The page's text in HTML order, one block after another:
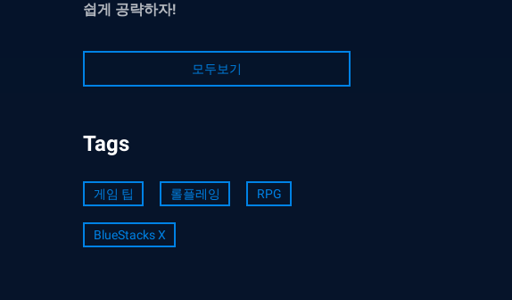
쉽게 공략하자!
모두보기
Tags
게임 팁 롤플레잉 RPG
BlueStacks X